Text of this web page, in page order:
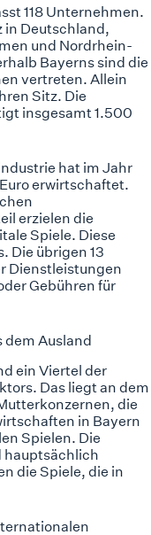
118 Unternehmen.
in Deutschland,
und Nordrhein-
Bayerns sind die
vertreten. Allein
Sitz. Die
insgesamt 1.500
hat im Jahr
erwirtschaftet.
erzielen die
Spiele. Diese
Die übrigen 13
Dienstleistungen
Gebühren für
dem Ausland
ein Viertel der
Das liegt an dem
die
in Bayern
Spielen. Die
hauptsächlich
die Spiele, die in